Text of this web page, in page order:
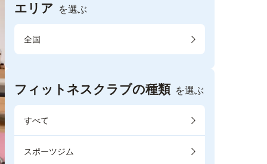
エリア を選ぶ
全国
フィットネスクラブの種類 を選ぶ
すべて
スポーツジム